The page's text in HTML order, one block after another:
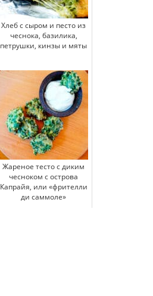
Хлеб с сыром и песто из
чеснока, базилика,
петрушки, кинзы и мяты
Жареное тесто с диким
чесноком с острова
Капрайя, или «фрителли
ди саммоле»